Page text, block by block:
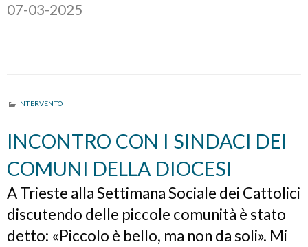
07-03-2025
INTERVENTO
INCONTRO CON I SINDACI DEI
COMUNI DELLA DIOCESI
A Trieste alla Settimana Sociale dei Cattolici
discutendo delle piccole comunità è stato
detto: «Piccolo è bello, ma non da soli». Mi